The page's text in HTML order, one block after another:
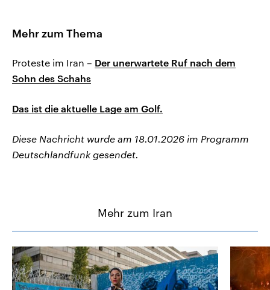
Mehr zum Thema
Proteste im Iran – Der unerwartete Ruf nach dem
Sohn des Schahs
Das ist die aktuelle Lage am Golf.
Diese Nachricht wurde am 18.01.2026 im Programm
Deutschlandfunk gesendet.
Mehr zum Iran